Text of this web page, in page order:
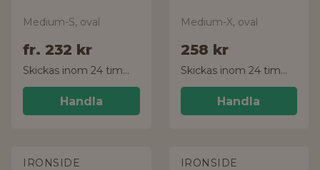
Medium-S, oval
fr. 232 kr
Skickas inom 24 timmar!
Handla
Medium-X, oval
258 kr
Skickas inom 24 timmar!
Handla
IRONSIDE IRONSIDE